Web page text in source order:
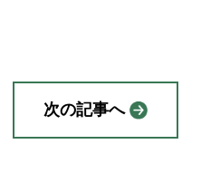
次の記事へ